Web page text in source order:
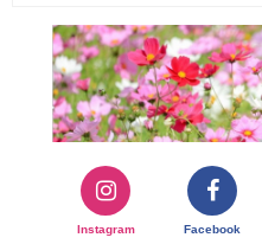
Instagram Facebook